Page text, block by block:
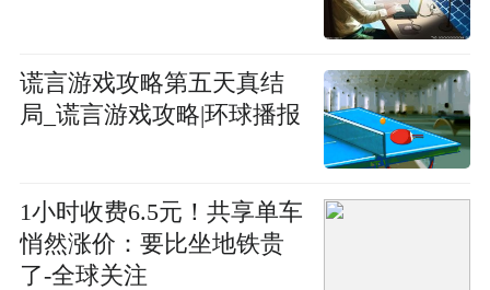
谎言游戏攻略第五天真结
局_谎言游戏攻略|环球播报
1小时收费6.5元！共享单车
悄然涨价：要比坐地铁贵
了-全球关注